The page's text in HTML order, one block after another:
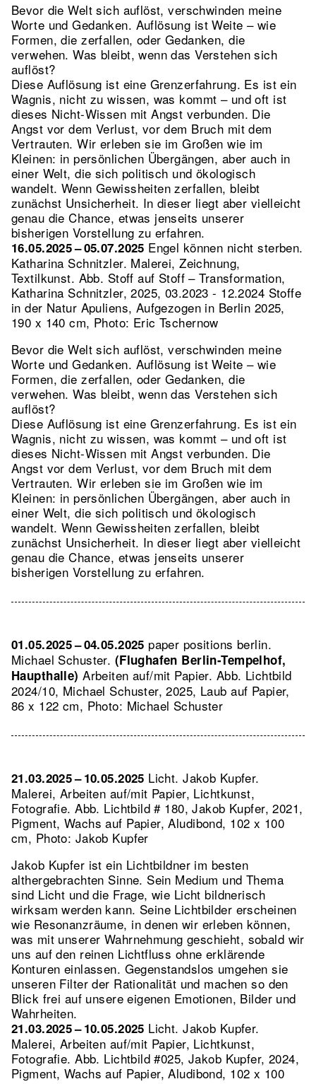
Bevor die Welt sich auflöst, verschwinden meine
Worte und Gedanken. Auflösung ist Weite – wie
Formen, die zerfallen, oder Gedanken, die
verwehen. Was bleibt, wenn das Verstehen sich
auflöst?
Diese Auflösung ist eine Grenzerfahrung. Es ist ein
Wagnis, nicht zu wissen, was kommt – und oft ist
dieses Nicht-Wissen mit Angst verbunden. Die
Angst vor dem Verlust, vor dem Bruch mit dem
Vertrauten. Wir erleben sie im Großen wie im
Kleinen: in persönlichen Übergängen, aber auch in
einer Welt, die sich politisch und ökologisch
wandelt. Wenn Gewissheiten zerfallen, bleibt
zunächst Unsicherheit. In dieser liegt aber vielleicht
genau die Chance, etwas jenseits unserer
bisherigen Vorstellung zu erfahren.
16.05.2025 – 05.07.2025 Engel können nicht sterben.
Katharina Schnitzler. Malerei, Zeichnung,
Textilkunst. Abb. Stoff auf Stoff – Transformation,
Katharina Schnitzler, 2025, 03.2023 - 12.2024 Stoffe
in der Natur Apuliens, Aufgezogen in Berlin 2025,
190 x 140 cm, Photo: Eric Tschernow
Bevor die Welt sich auflöst, verschwinden meine
Worte und Gedanken. Auflösung ist Weite – wie
Formen, die zerfallen, oder Gedanken, die
verwehen. Was bleibt, wenn das Verstehen sich
auflöst?
Diese Auflösung ist eine Grenzerfahrung. Es ist ein
Wagnis, nicht zu wissen, was kommt – und oft ist
dieses Nicht-Wissen mit Angst verbunden. Die
Angst vor dem Verlust, vor dem Bruch mit dem
Vertrauten. Wir erleben sie im Großen wie im
Kleinen: in persönlichen Übergängen, aber auch in
einer Welt, die sich politisch und ökologisch
wandelt. Wenn Gewissheiten zerfallen, bleibt
zunächst Unsicherheit. In dieser liegt aber vielleicht
genau die Chance, etwas jenseits unserer
bisherigen Vorstellung zu erfahren.
01.05.2025 – 04.05.2025 paper positions berlin.
Michael Schuster. (Flughafen Berlin-Tempelhof,
Haupthalle) Arbeiten auf/mit Papier. Abb. Lichtbild
2024/10, Michael Schuster, 2025, Laub auf Papier,
86 x 122 cm, Photo: Michael Schuster
21.03.2025 – 10.05.2025 Licht. Jakob Kupfer.
Malerei, Arbeiten auf/mit Papier, Lichtkunst,
Fotografie.Abb. Lichtbild # 180, Jakob Kupfer, 2021,
Pigment, Wachs auf Papier, Aludibond, 102 x 100
cm, Photo: Jakob Kupfer
Jakob Kupfer ist ein Lichtbildner im besten
althergebrachten Sinne. Sein Medium und Thema
sind Licht und die Frage, wie Licht bildnerisch
wirksam werden kann. Seine Lichtbilder erscheinen
wie Resonanzräume, in denen wir erleben können,
was mit unserer Wahrnehmung geschieht, sobald wir
uns auf den reinen Lichtfluss ohne erklärende
Konturen einlassen. Gegenstandslos umgehen sie
unseren Filter der Rationalität und machen so den
Blick frei auf unsere eigenen Emotionen, Bilder und
Wahrheiten.
21.03.2025 – 10.05.2025 Licht. Jakob Kupfer.
Malerei, Arbeiten auf/mit Papier, Lichtkunst,
Fotografie.Abb. Lichtbild #025, Jakob Kupfer, 2024,
Pigment, Wachs auf Papier, Aludibond, 102 x 100